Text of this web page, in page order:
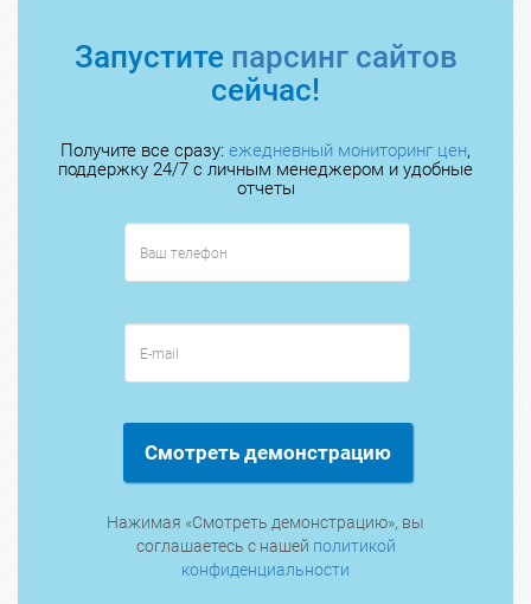
Запустите парсинг сайтов
сейчас!
Получите все сразу: ежедневный мониторинг цен,
поддержку 24/7 с личным менеджером и удобные
отчеты
Смотреть демонстрацию
Нажимая «Смотреть демонстрацию», вы
соглашаетесь с нашей политикой
конфиденциальности